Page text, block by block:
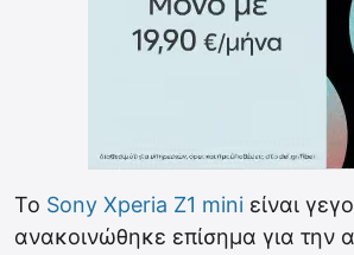
Το Sony Xperia Z1 mini είναι
ανακοινώθηκε επίσημα για την